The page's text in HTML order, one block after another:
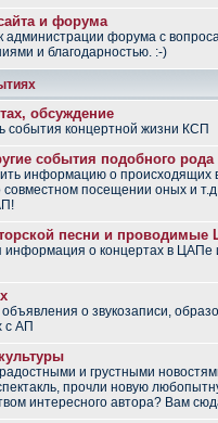
и форума
администрации форума с
и благодарностью. :-)
обсуждение
события концертной жизни КСП
события подобного рода
информацию о
совместном посещении оных и
песни и
информация о концертах в ЦАПе
о звукозаписи,
с АП
и грустными
прочли новую
интересного автора? Вам